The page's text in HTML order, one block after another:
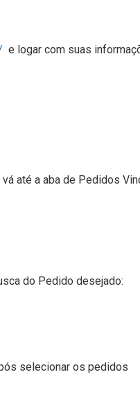
e logar com suas
até a aba de Pedidos
do Pedido desejado:
selecionar os pedidos